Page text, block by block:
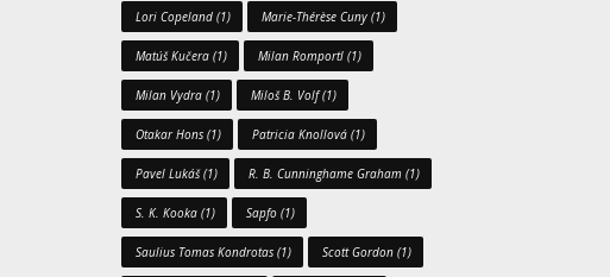
Lori Copeland (1) Marie-Thérèse Cuny (1)
Matúš Kučera (1) Milan Romportl (1)
Milan Vydra (1) Miloš B. Volf(1)
Otakar Hons (1) Patricia Knollová (1)
Pavel Lukáš(1) R. B. Cunninghame Graham (1)
S. K. Kooka (1) Sapfo (1)
Saulius Tomas Kondrotas (1) Scott Gordon (1)